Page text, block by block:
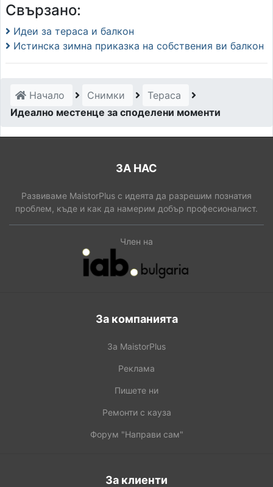
Свързано:
Идеи за тераса и балкон
Истинска зимна приказка на собствения ви балкон
Начало Снимки
Тераса
Идеално местенце за споделени моменти
ЗА НАС
Развиваме MaistorPlus с идеята да разрешим познатия
проблем, къде и как да намерим добър професионалист.
Член на
За компанията
За MaistorPlus
Реклама
Пишете ни
Ремонти с кауза
Форум "Направи сам"
За клиенти